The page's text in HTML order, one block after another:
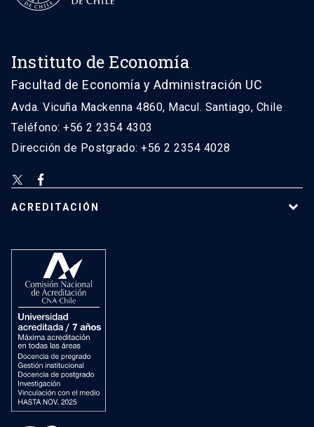
Instituto de Economía
Facultad de Economía y Administración UC
Avda. Vicuña Mackenna 4860, Macul. Santiago, Chile
Teléfono: +56 2 2354 4303
Dirección de Postgrado: +56 2 2354 4028
ACREDITACIÓN